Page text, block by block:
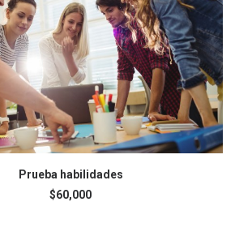
AÑADIR AL CARRITO
Prueba habilidades
$60,000